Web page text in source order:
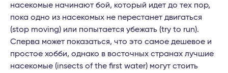
насекомые начинают бой, который идет до тех пор,
пока одно из насекомых не перестанет двигаться
(stop moving) или попытается убежать (try to run).
Сперва может показаться, что это самое дешевое и
простое хобби, однако в восточных странах лучшие
насекомые (insects of the first water) могут стоить